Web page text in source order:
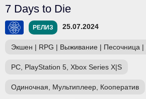
7 Days to Die
РЕЛИЗ 25.07.2024
Экшен | RPG | Выживание | Песочница |
PC, PlayStation 5, Xbox Series X|S
Одиночная, Мультиплеер, Кооператив